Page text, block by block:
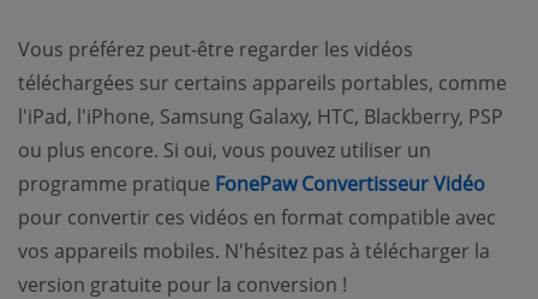
Vous préférez peut-être regarder les vidéos
téléchargées sur certains appareils portables, comme
l'iPad, l'iPhone, Samsung Galaxy, HTC, Blackberry, PSP
ou plus encore. Si oui, vous pouvez utiliser un
programme pratique FonePaw Convertisseur Vidéo
pour convertir ces vidéos en format compatible avec
vos appareils mobiles. N'hésitez pas à télécharger la
version gratuite pour la conversion !